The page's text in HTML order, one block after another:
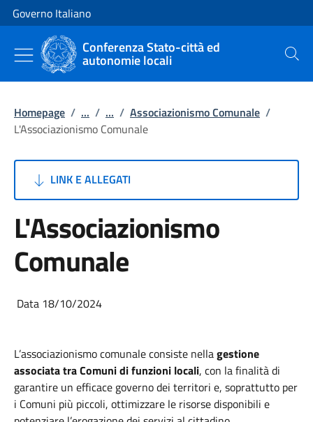
Vai al contenuto
Vai alla navigazione del sito
Governo Italiano
Conferenza Stato-città ed
autonomie locali Cerca
Homepage / ... / ... / Associazionismo Comunale /
L'Associazionismo Comunale
LINK E ALLEGATI
L'Associazionismo
Comunale
Data 18/10/2024
L’associazionismo comunale consiste nellagestione
associata tra Comuni di funzioni locali, con la finalità di
garantire un efficace governo dei territori e, soprattutto per
i Comuni più piccoli, ottimizzare le risorse disponibili e